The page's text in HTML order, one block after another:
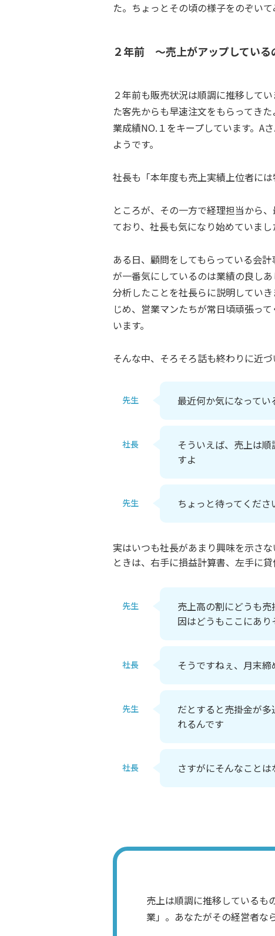
た。ちょっとその頃の様子をのぞいて
２年前 ～売上がアップしている
２年前も販売状況は順調に推移して
た客先からも早速注文をもらってき
業成績NO.１をキープしています。A
ようです。
社長も「本年度も売上実績上位者に
ところが、その一方で経理担当から
ており、社長も気になり始めていまし
ある日、顧問をしてもらっている会
が一番気にしているのは業績の良し
分析したことを社長らに説明してい
じめ、営業マンたちが常日頃頑張っ
います。
そんな中、そろそろ話も終わりに近
先生 最近何か気になってい
社長
そういえば、売上は
すよ
先生 ちょっと待ってくださ
実はいつも社長があまり興味を示さ
ときは、右手に損益計算書、左手に
先生
売上高の割にどうも
因はどうもここにあ
社長 そうですねぇ、月末
先生
だとすると売掛金が
れるんです
社長 さすがにそんなこと
売上は順調に推移しているも
業」。あなたがその経営者な